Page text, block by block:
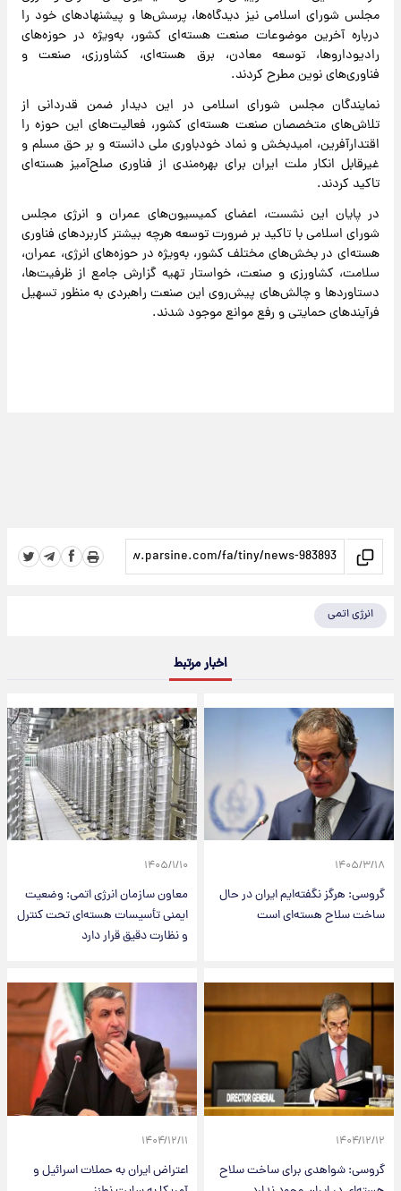
مجلس شورای اسلامی نیز دیدگاه‌ها، پرسش‌ها و پیشنهادهای خود را
درباره آخرین موضوعات صنعت هسته‌ای کشور، به‌ویژه در حوزه‌های
رادیوداروها، توسعه معادن، برق هسته‌ای، کشاورزی، صنعت و
فناوری‌های نوین مطرح کردند.
نمایندگان مجلس شورای اسلامی در این دیدار ضمن قدردانی از
تلاش‌های متخصصان صنعت هسته‌ای کشور، فعالیت‌های این حوزه را
اقتدارآفرین، امیدبخش و نماد خودباوری ملی دانسته و بر حق مسلم و
غیرقابل انکار ملت ایران برای بهره‌مندی از فناوری صلح‌آمیز هسته‌ای
تاکید کردند.
در پایان این نشست، اعضای کمیسیون‌های عمران و انرژی مجلس
شورای اسلامی با تاکید بر ضرورت توسعه هرچه بیشتر کاربردهای فناوری
هسته‌ای در بخش‌های مختلف کشور، به‌ویژه در حوزه‌های انرژی، عمران،
سلامت، کشاورزی و صنعت، خواستار تهیه گزارش جامع از ظرفیت‌ها،
دستاوردها و چالش‌های پیش‌روی این صنعت راهبردی به منظور تسهیل
فرآیندهای حمایتی و رفع موانع موجود شدند.
انرژی اتمی
اخبار مرتبط
۱۴۰۵/۳/۱۸
گروسی: هرگز نگفته‌ایم ایران در حال
ساخت سلاح هسته‌ای است
۱۴۰۵/۱/۱۰
معاون سازمان انرژی اتمی: وضعیت
ایمنی تأسیسات هسته‌ای تحت کنترل
و نظارت دقیق قرار دارد
۱۴۰۴/۱۲/۱۲
گروسی: شواهدی برای ساخت سلاح
۱۴۰۴/۱۲/۱۱
اعتراض ایران به حملات اسرائیل و